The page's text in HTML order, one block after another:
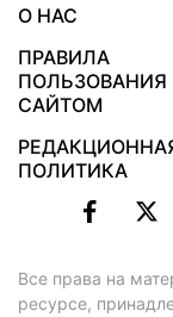
О НАС
ПРАВИЛА
ПОЛЬЗОВАНИЯ
САЙТОМ
ПОЛИТИКА
Все права на
ресурсе,